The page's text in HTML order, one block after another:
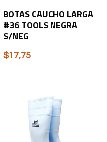
BOTAS CAUCHO LARGA
#36 TOOLS NEGRA
S/NEG
$17,75